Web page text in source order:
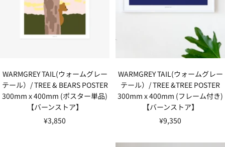
WARMGREY TAIL(ウォームグレー
テール）/ TREE & BEARS POSTER
300mm x 400mm (ポスター単品)
【バーンストア】
セ
¥3,850
WARMGREY TAIL(ウォームグレー
テール）/ TREE &TREE POSTER
300mm x 400mm (フレーム付き)
【バーンストア】
セ
ル
¥9,350